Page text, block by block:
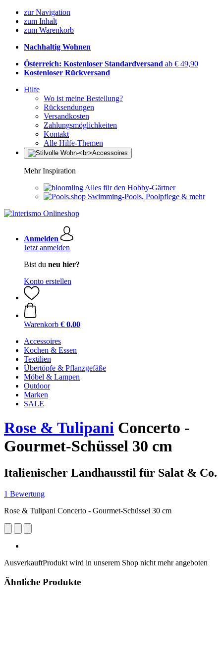
zur Navigation
zum Inhalt
zum Warenkorb
Nachhaltig Wohnen
Österreich: Kostenloser Standardversand ab € 49,90
Kostenloser Rückversand
Hilfe
Wo ist meine Bestellung?
Rücksendungen
Versandkosten
Zahlungsmöglichkeiten
Kontakt
Alle Hilfe-Themen
Mehr Inspiration
Alles für den Hobby-Gärtner
Swimming-Pools, Poolpflege & mehr
Anmelden
Jetzt anmelden
Bist du neu hier?
Konto erstellen
Warenkorb € 0,00
Accessoires
Kochen & Essen
Textilien
Übertöpfe & Pflanzgefäße
Möbel & Lampen
Outdoor
Marken
SALE
Rose & Tulipani Concerto -
Gourmet-Schüssel 30 cm
Italienischer Landhausstil für Salat & Co.
1 Bewertung
Rose & Tulipani Concerto - Gourmet-Schüssel 30 cm
AusverkauftProdukt wird in unserem Shop nicht mehr angeboten
Ähnliche Produkte